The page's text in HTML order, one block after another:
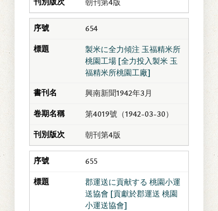
654
製米に全力傾注 玉福精米所
桃園工場 [全力投入製米 玉
福精米所桃園工廠]
興南新聞1942年3月
第4019號（1942-03-30）
朝刊第4版
655
郡運送に貢献する 桃園小運
送協會 [貢獻於郡運送 桃園
小運送協會]